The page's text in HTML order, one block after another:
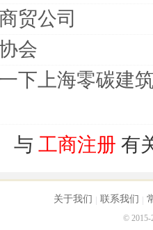
贸公司
会
下上海零碳建
与 工商注册 有
关于我们 联系我们
© 2015-